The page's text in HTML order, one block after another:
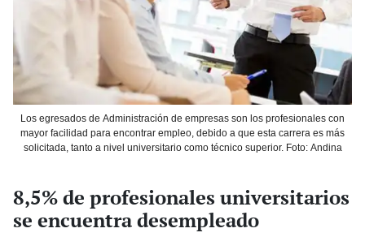
Los egresados de Administración de empresas son los profesionales con
mayor facilidad para encontrar empleo, debido a que esta carrera es más
solicitada, tanto a nivel universitario como técnico superior. Foto: Andina
8,5% de profesionales universitarios
se encuentra desempleado